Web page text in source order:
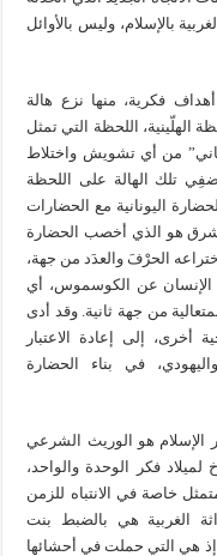
بالإسلام، وليس بالأوائل
فكرية، منها نزع هالة
الهلّينية، اللحظة التي تمثل
من أي تشويش واختلاط
تلك الهالة على اللحظة
اليونانية مع الحضارات
هو الذي أخصب الحضارة
الحرْفَ والعدَد من جهة،
الإنسان عن الكوسموس، أي
من جهة ثانية. وقد أدى
أخرى، إلى إعادة الاعتبار
في بناء الحضارة
الإسلام هو الوريث الشرعي
فكر الوحدة والواحد،
خاصة في الانتباه للزمن
الغربية هي بالضبط بنت
إذ هي التي حملت في أحشائها